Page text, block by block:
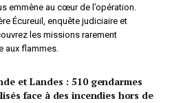
emmène au cœur de l’opération.
Écureuil, enquête judiciaire et
les missions rarement
aux flammes.
et Landes : 510 gendarmes
face à des incendies hors de